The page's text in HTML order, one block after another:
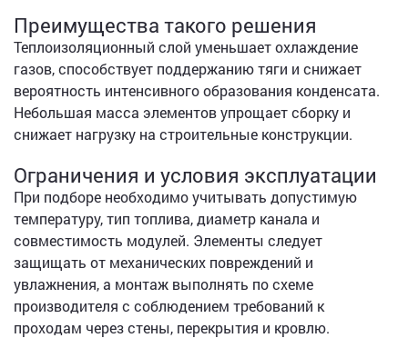
Преимущества такого решения
Теплоизоляционный слой уменьшает охлаждение
газов, способствует поддержанию тяги и снижает
вероятность интенсивного образования конденсата.
Небольшая масса элементов упрощает сборку и
снижает нагрузку на строительные конструкции.
Ограничения и условия эксплуатации
При подборе необходимо учитывать допустимую
температуру, тип топлива, диаметр канала и
совместимость модулей. Элементы следует
защищать от механических повреждений и
увлажнения, а монтаж выполнять по схеме
производителя с соблюдением требований к
проходам через стены, перекрытия и кровлю.